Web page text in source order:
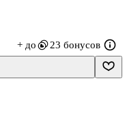
нанесите на участок кожи с
минут смойте водой.
+ до 23 бонусов